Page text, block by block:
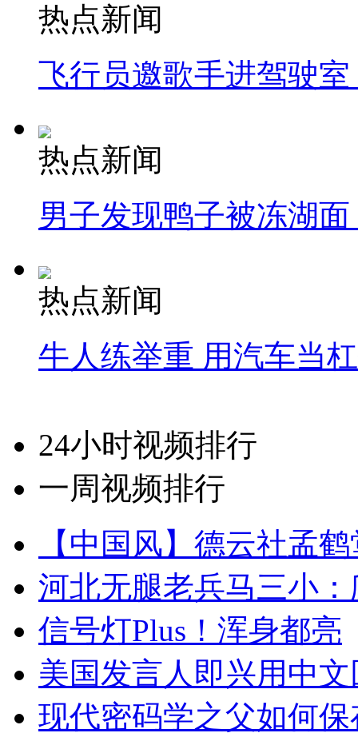
热点新闻
飞行员邀歌手进驾驶
热点新闻
男子发现鸭子被冻湖
热点新闻
牛人练举重 用汽车当
24小时视频排行
一周视频排行
【中国风】德云社孟
河北无腿老兵马三小
信号灯Plus！浑身都亮
美国发言人即兴用中
现代密码学之父如何